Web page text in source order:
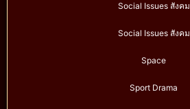
Social Issues สังคม
Social Issues สังคม
Space
Sport Drama